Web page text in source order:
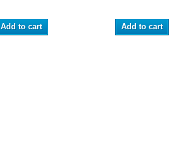
Add to cart Add to cart